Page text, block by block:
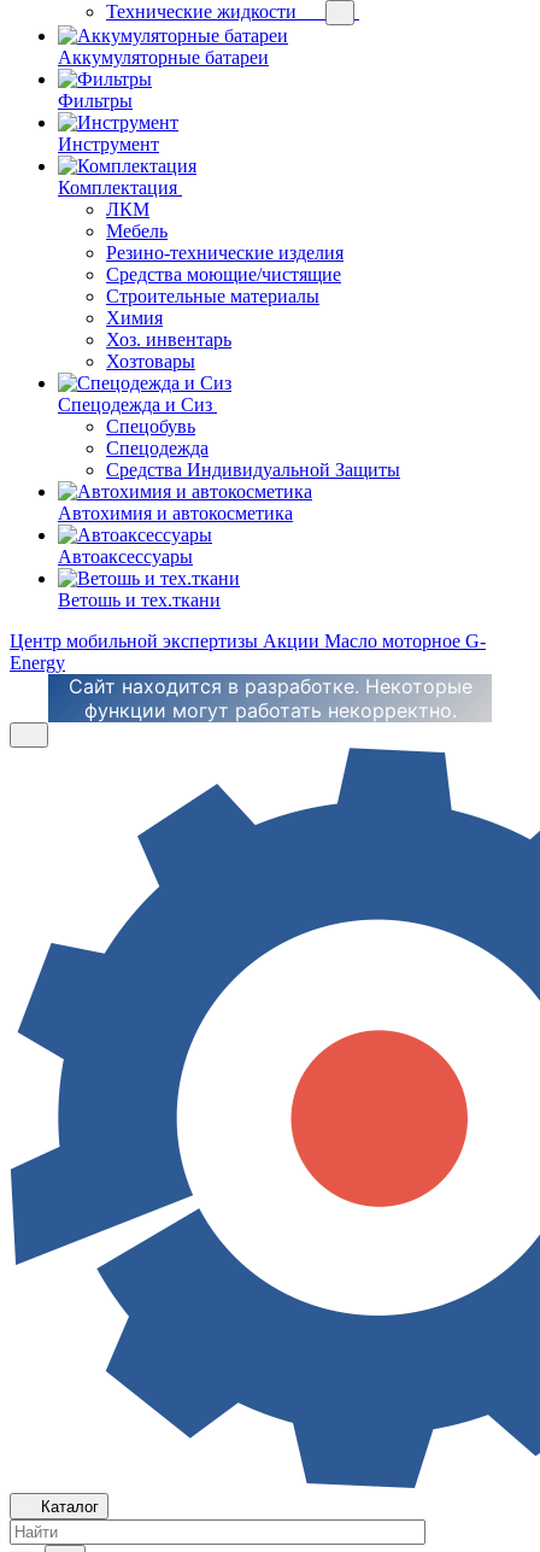
Технические жидкости
Аккумуляторные батареи
Фильтры
Инструмент
Комплектация
ЛКМ
Мебель
Резино-технические изделия
Средства моющие/чистящие
Строительные материалы
Химия
Хоз. инвентарь
Хозтовары
Спецодежда и Сиз
Спецобувь
Спецодежда
Средства Индивидуальной Защиты
Автохимия и автокосметика
Автоаксессуары
Ветошь и тех.ткани
Центр мобильной экспертизы Акции Масло моторное G-
Energy
Сайт находится в разработке. Некоторые
функции могут работать некорректно.
Каталог